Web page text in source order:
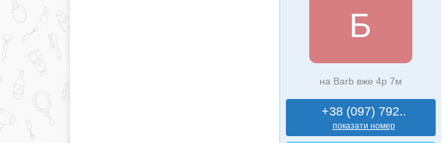
Б
на Barb вже 4р 7м
+38 (097) 792..
показати номер